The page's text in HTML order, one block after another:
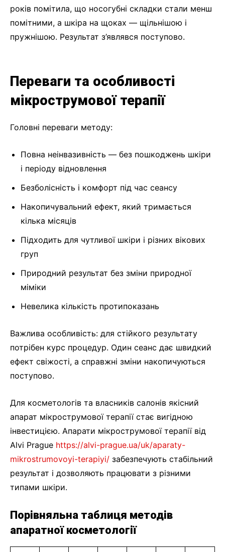
років помітила, що носогубні складки стали менш
помітними, а шкіра на щоках — щільнішою і
пружнішою. Результат з’являвся поступово.
Переваги та особливості
мікрострумової терапії
Головні переваги методу:
Повна неінвазивність — без пошкоджень шкіри
і періоду відновлення
Безболісність і комфорт під час сеансу
Накопичувальний ефект, який тримається
кілька місяців
Підходить для чутливої шкіри і різних вікових
груп
Природний результат без зміни природної
міміки
Невелика кількість протипоказань
Важлива особливість: для стійкого результату
потрібен курс процедур. Один сеанс дає швидкий
ефект свіжості, а справжні зміни накопичуються
поступово.
Для косметологів та власників салонів якісний
апарат мікрострумової терапії стає вигідною
інвестицією. Апарати мікрострумової терапії від
Alvi Prague https://alvi-prague.ua/uk/aparaty-
mikrostrumovoyi-terapiyi/ забезпечують стабільний
результат і дозволяють працювати з різними
типами шкіри.
Порівняльна таблиця методів
апаратної косметології